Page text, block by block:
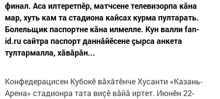
финал. Аса илтеретпӗр, матчсене телевизорпа кăна
мар, хуть кам та стадиона кайсах курма пултарать.
Болельщик паспортне кăна илмелле. Кун валли fan-
id.ru сайтра паспорт даннăйӗсене çырса анкета
тултармалла, хăвăрăн...
Конфедерацисен Кубокӗ вăхăтӗнче Хусанти «Казань-
Арена» стадионра тата виçӗ вăйă иртет. Июнӗн 22-